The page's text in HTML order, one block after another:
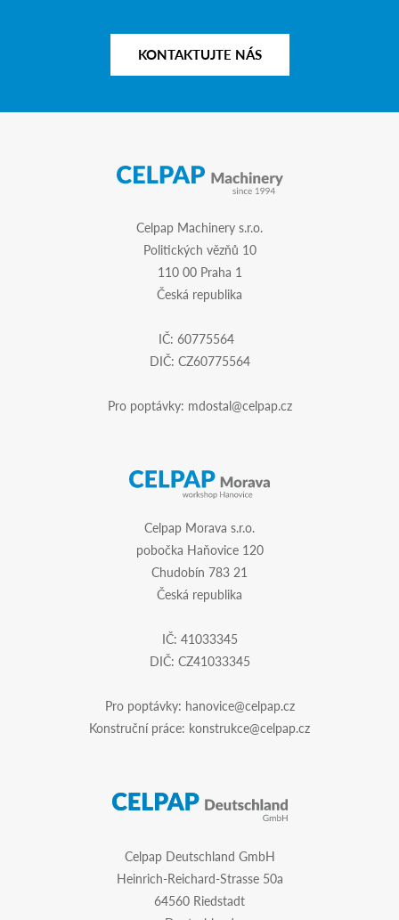
KONTAKTUJTE NÁS
Celpap Machinery s.r.o.
Politických vězňů 10
110 00 Praha 1
Česká republika
IČ: 60775564
DIČ: CZ60775564
Pro poptávky: mdostal@celpap.cz
Celpap Morava s.r.o.
pobočka Haňovice 120
Chudobín 783 21
Česká republika
IČ: 41033345
DIČ: CZ41033345
Pro poptávky: hanovice@celpap.cz
Konstruční práce: konstrukce@celpap.cz
Celpap Deutschland GmbH
Heinrich-Reichard-Strasse 50a
64560 Riedstadt